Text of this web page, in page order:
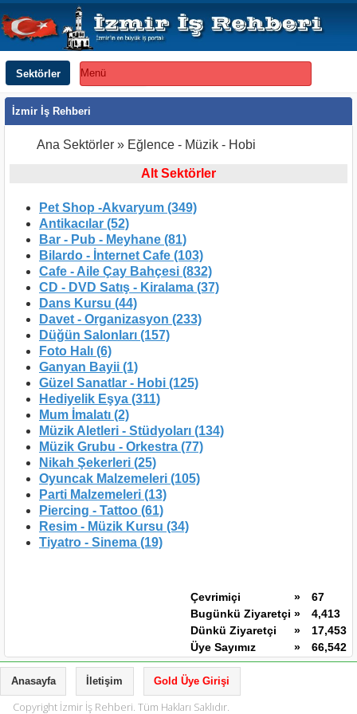
Sektörler Menü
İzmir İş Rehberi
Ana Sektörler » Eğlence - Müzik - Hobi
Alt Sektörler
Pet Shop -Akvaryum (349)
Antikacılar (52)
Bar - Pub - Meyhane (81)
Bilardo - İnternet Cafe (103)
Cafe - Aile Çay Bahçesi (832)
CD - DVD Satış - Kiralama (37)
Dans Kursu (44)
Davet - Organizasyon (233)
Düğün Salonları (157)
Foto Halı (6)
Ganyan Bayii (1)
Güzel Sanatlar - Hobi (125)
Hediyelik Eşya (311)
Mum İmalatı (2)
Müzik Aletleri - Stüdyoları (134)
Müzik Grubu - Orkestra (77)
Nikah Şekerleri (25)
Oyuncak Malzemeleri (105)
Parti Malzemeleri (13)
Piercing - Tattoo (61)
Resim - Müzik Kursu (34)
Tiyatro - Sinema (19)
Çevrimiçi »
67
Bugünkü Ziyaretçi »
4,413
Dünkü Ziyaretçi
»
17,453
Üye Sayımız
» 66,542
Anasayfa İletişim Gold Üye Girişi
Copyright İzmir İş Rehberi. Tüm Hakları Saklıdır.